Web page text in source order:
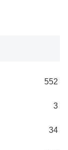
552
3
34